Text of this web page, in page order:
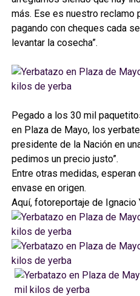
más. Ese es nuestro reclamo
pagando con cheques cada
levantar la cosecha”.
Pegado a los 30 mil
en Plaza de Mayo, los
presidente de la Nación en
pedimos un precio justo”.
Entre otras medidas,
envase en origen.
Aquí, fotoreportaje de Ignacio